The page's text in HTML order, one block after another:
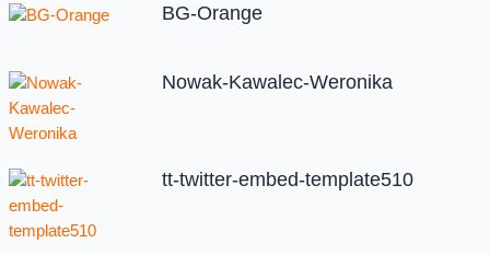
BG-Orange
Nowak-Kawalec-Weronika
tt-twitter-embed-template510